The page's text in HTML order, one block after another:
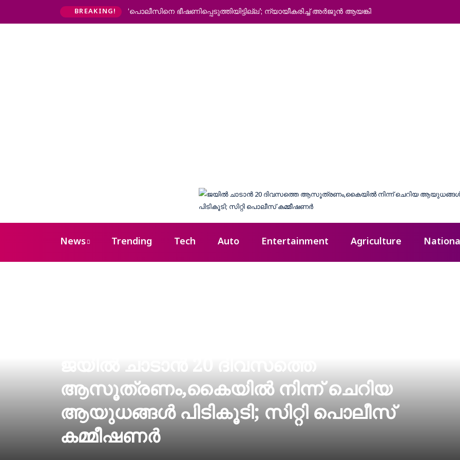
BREAKING! ‘പൊലീസിനെ ഭീഷണിപ്പെടുത്തിയിട്ടില്ല’; ന്യായീകരിച്ച് അര്‍ജുന്‍ ആയങ്കി
News Trending Tech Auto Entertainment Agriculture
ജയില്‍ ചാടാന്‍ 20 ദിവസത്തെ
ആസൂത്രണം,കൈയില്‍ നിന്ന് ചെറിയ
ആയുധങ്ങള്‍ പിടികൂടി; സിറ്റി പൊലീസ്
കമ്മീഷണര്‍